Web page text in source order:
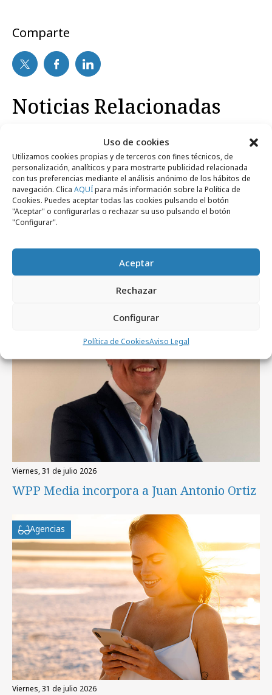
Uso de cookies
Utilizamos cookies propias y de terceros con fines técnicos, de
personalización, analíticos y para mostrarte publicidad relacionada
con tus preferencias mediante el análisis anónimo de los hábitos de
navegación. Clica AQUÍpara más información sobre la Política de
Cookies. Puedes aceptar todas las cookies pulsando el botón
"Aceptar" o configurarlas o rechazar su uso pulsando el botón
"Configurar".
Aceptar
Rechazar
Configurar
Política de CookiesAviso Legal
Comparte
Noticias Relacionadas
Agencias
lunes, 22 de septiembre 2008
Casi como la "peli" de Woody Allen
Artículos recientes
viernes, 31 de julio 2026
WPP Media incorpora a Juan Antonio Ortiz
Agencias
viernes, 31 de julio 2026